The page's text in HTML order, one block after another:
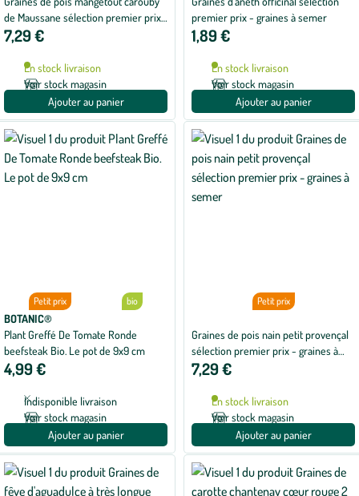
de Maussane sélection premier prix
- graines à semer
7,29 €
En stock livraison
Voir stock magasin
Ajouter au panier
premier prix - graines à semer
1,89 €
En stock livraison
Voir stock magasin
Ajouter au panier
Petit prix bio
BOTANIC®
Plant Greffé De Tomate Ronde
beefsteak Bio. Le pot de 9x9 cm
4,99 €
Indisponible livraison
Voir stock magasin
Ajouter au panier
Petit prix
Graines de pois nain petit provençal
sélection premier prix - graines à
semer
7,29 €
En stock livraison
Voir stock magasin
Ajouter au panier